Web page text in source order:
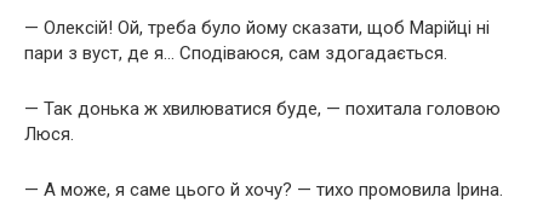
— Олексій! Ой, треба було йому сказати, щоб Марійці ні
пари з вуст, де я… Сподіваюся, сам здогадається.
— Так донька ж хвилюватися буде, — похитала головою
Люся.
— А може, я саме цього й хочу? — тихо промовила Ірина.